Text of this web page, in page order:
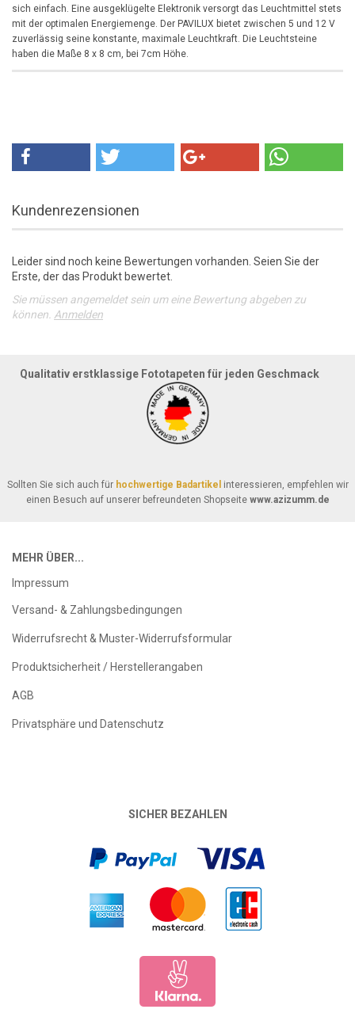
sich einfach. Eine ausgeklügelte Elektronik versorgt das Leuchtmittel stets
mit der optimalen Energiemenge. Der PAVILUX bietet zwischen 5 und 12 V
zuverlässig seine konstante, maximale Leuchtkraft. Die Leuchtsteine
haben die Maße 8 x 8 cm, bei 7cm Höhe.
Kundenrezensionen
Leider sind noch keine Bewertungen vorhanden. Seien Sie der
Erste, der das Produkt bewertet.
Sie müssen angemeldet sein um eine Bewertung abgeben zu
können. Anmelden
Qualitativ erstklassige Fototapeten für jeden Geschmack
Sollten Sie sich auch für hochwertige Badartikel interessieren, empfehlen wir
einen Besuch auf unserer befreundeten Shopseite www.azizumm.de
MEHR ÜBER...
Impressum
Versand- & Zahlungsbedingungen
Widerrufsrecht & Muster-Widerrufsformular
Produktsicherheit / Herstellerangaben
AGB
Privatsphäre und Datenschutz
SICHER BEZAHLEN